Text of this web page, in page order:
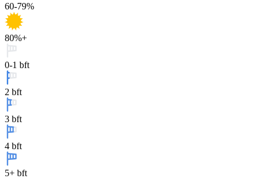
60-79%
80%+
0-1 bft
2 bft
3 bft
4 bft
5+ bft